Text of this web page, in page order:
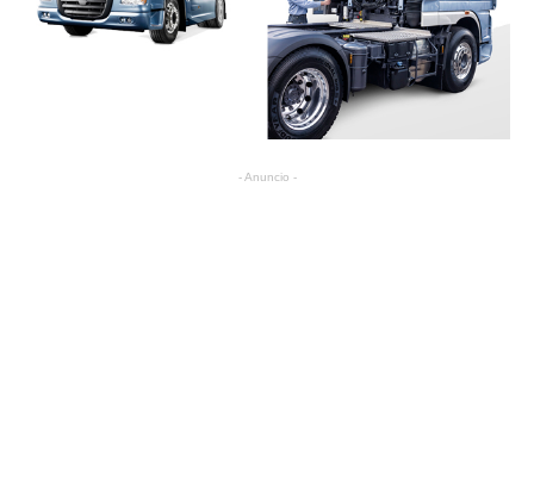
- Anuncio -